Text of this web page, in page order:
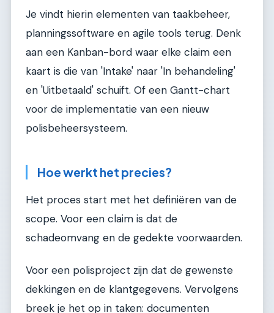
Je vindt hierin elementen van taakbeheer,
planningssoftware en agile tools terug. Denk
aan een Kanban-bord waar elke claim een
kaart is die van 'Intake' naar 'In behandeling'
en 'Uitbetaald' schuift. Of een Gantt-chart
voor de implementatie van een nieuw
polisbeheersysteem.
Hoe werkt het precies?
Het proces start met het definiëren van de
scope. Voor een claim is dat de
schadeomvang en de gedekte voorwaarden.
Voor een polisproject zijn dat de gewenste
dekkingen en de klantgegevens. Vervolgens
breek je het op in taken: documenten